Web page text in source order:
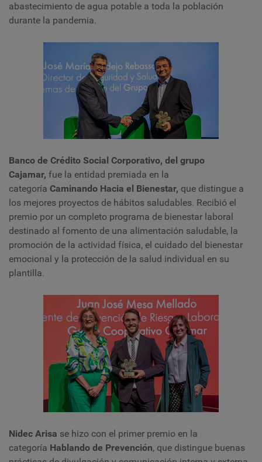
abastecimiento de agua potable a toda la población
durante la pandemia.
Banco de Crédito Social Corporativo, del grupo
Cajamar, fue la entidad premiada en la
categoría Caminando Hacia el Bienestar, que distingue a
los mejores proyectos de hábitos saludables. Recibió el
premio por un completo programa de bienestar laboral
destinado al fomento de una alimentación saludable, la
promoción de la actividad física, el cuidado del bienestar
emocional y la protección de la salud individual en su
plantilla.
Nidec Arisa se hizo con el primer premio en la
categoría Hablando de Prevención, que distingue buenas